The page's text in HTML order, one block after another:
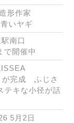
形作家
いヤギ
南口
開催中
が完成 ふじさ
テキな小径が話
5月2日